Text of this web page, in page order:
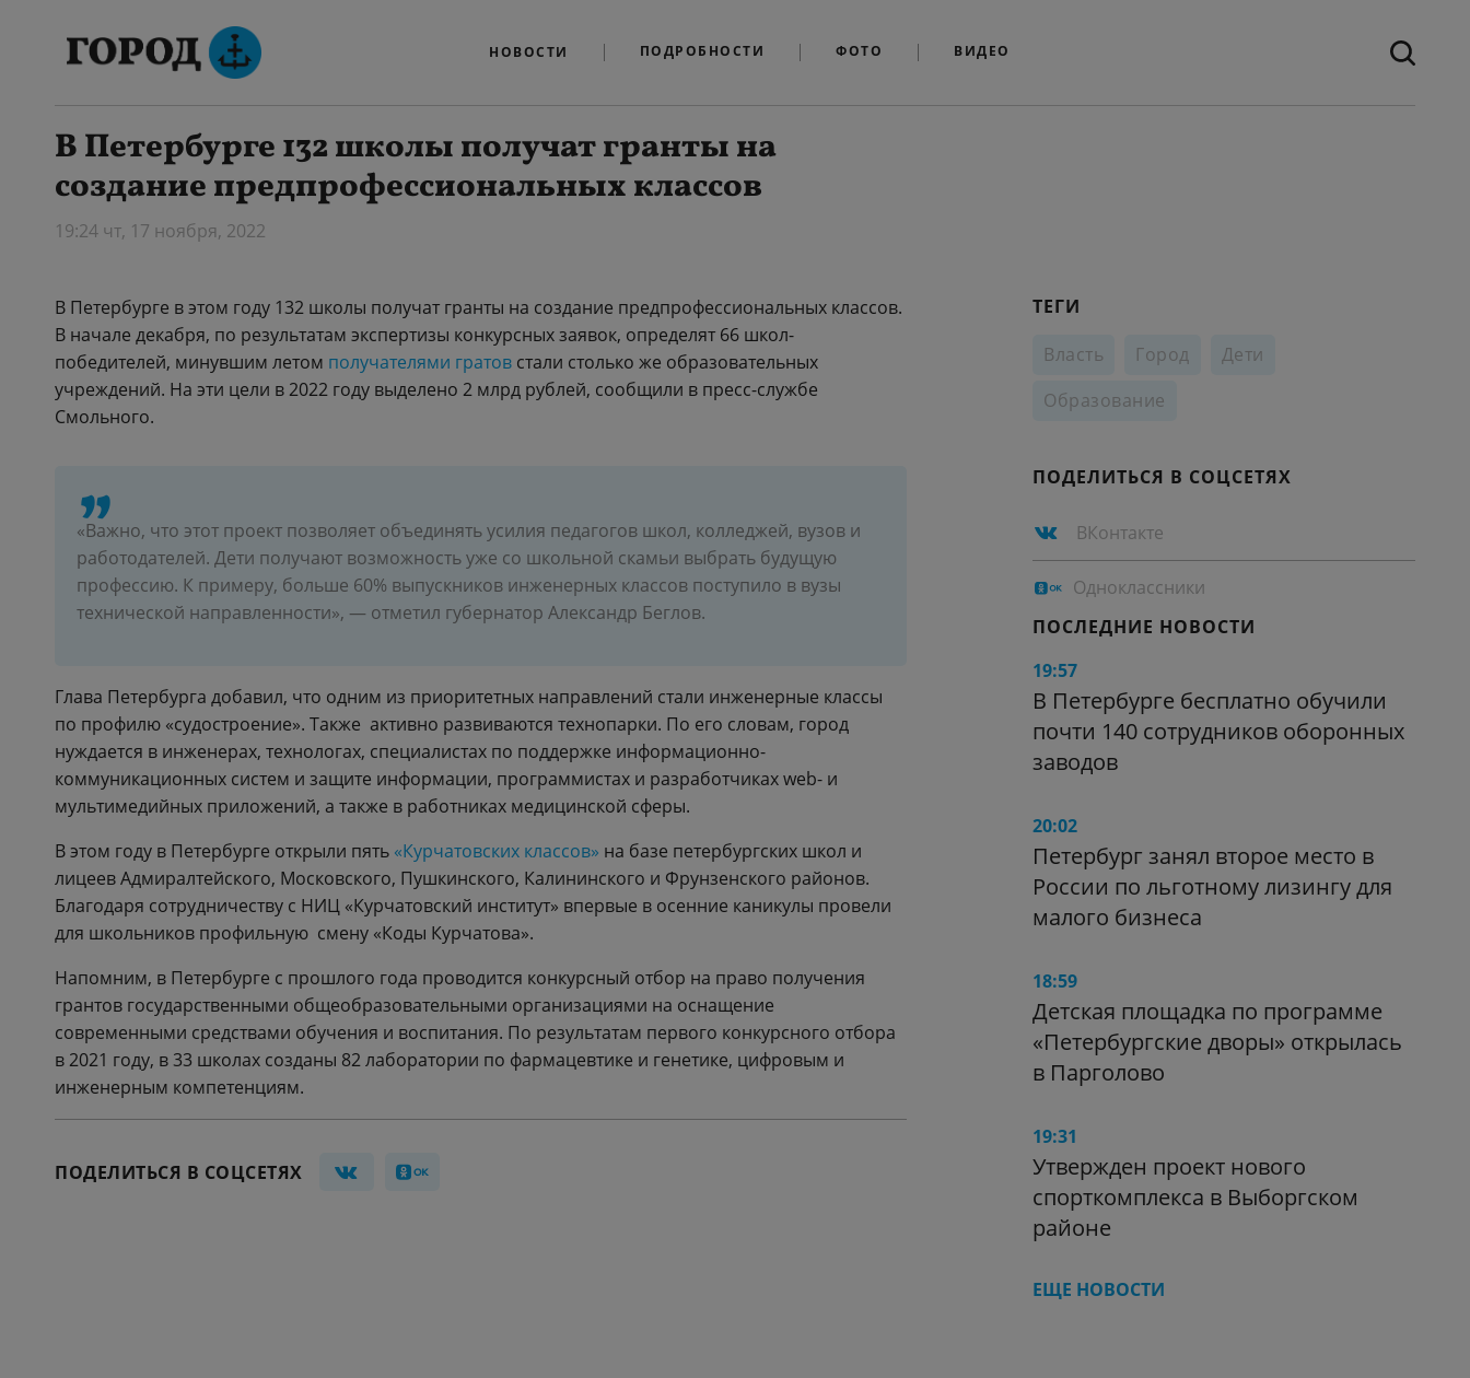
НОВОСТИ ПОДРОБНОСТИ ФОТО ВИДЕО
В Петербурге 132 школы получат гранты на
создание предпрофессиональных классов
19:24 чт, 17 ноября, 2022
В Петербурге в этом году 132 школы получат гранты на создание предпрофессиональных классов.
В начале декабря, по результатам экспертизы конкурсных заявок, определят 66 школ-
победителей, минувшим летом получателями гратов стали столько же образовательных
учреждений. На эти цели в 2022 году выделено 2 млрд рублей, сообщили в пресс-службе
Смольного.
«Важно, что этот проект позволяет объединять усилия педагогов школ, колледжей, вузов и
работодателей. Дети получают возможность уже со школьной скамьи выбрать будущую
профессию. К примеру, больше 60% выпускников инженерных классов поступило в вузы
технической направленности», — отметил губернатор Александр Беглов.
Глава Петербурга добавил, что одним из приоритетных направлений стали инженерные классы
по профилю «судостроение». Также активно развиваются технопарки. По его словам, город
нуждается в инженерах, технологах, специалистах по поддержке информационно-
коммуникационных систем и защите информации, программистах и разработчиках web- и
мультимедийных приложений, а также в работниках медицинской сферы.
В этом году в Петербурге открыли пять «Курчатовских классов» на базе петербургских школ и
лицеев Адмиралтейского, Московского, Пушкинского, Калининского и Фрунзенского районов.
Благодаря сотрудничеству с НИЦ «Курчатовский институт» впервые в осенние каникулы провели
для школьников профильную смену «Коды Курчатова».
Напомним, в Петербурге с прошлого года проводится конкурсный отбор на право получения
грантов государственными общеобразовательными организациями на оснащение
современными средствами обучения и воспитания. По результатам первого конкурсного отбора
в 2021 году, в 33 школах созданы 82 лаборатории по фармацевтике и генетике, цифровым и
инженерным компетенциям.
ПОДЕЛИТЬСЯ В СОЦСЕТЯХ
ТЕГИ
Власть
Город
Дети
Образование
ПОДЕЛИТЬСЯ В СОЦСЕТЯХ
ВКонтакте
Одноклассники
ПОСЛЕДНИЕ НОВОСТИ
19:57
В Петербурге бесплатно обучили
почти 140 сотрудников оборонных
заводов
20:02
Петербург занял второе место в
России по льготному лизингу для
малого бизнеса
18:59
Детская площадка по программе
«Петербургские дворы» открылась
в Парголово
19:31
Утвержден проект нового
спорткомплекса в Выборгском
районе
ЕЩЕ НОВОСТИ